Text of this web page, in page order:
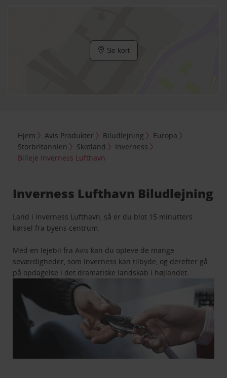
Se kort
Hjem Avis Produkter Biludlejning
Europa
Storbritannien
Skotland
Inverness
Billeje Inverness Lufthavn
Inverness Lufthavn Biludlejning
Land i Inverness Lufthavn, så er du blot 15 minutters
kørsel fra byens centrum.
Med en lejebil fra Avis kan du opleve de mange
seværdigheder, som Inverness kan tilbyde, og derefter gå
på opdagelse i det dramatiske landskab i højlandet.